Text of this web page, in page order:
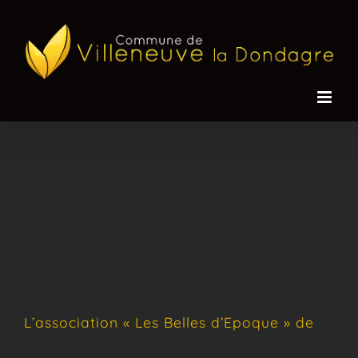
L’association « Les Belles d’Epoque » de